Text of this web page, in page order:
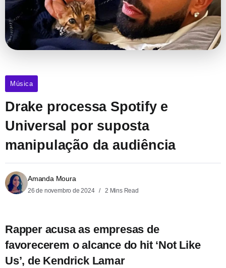
Música
Drake processa Spotify e
Universal por suposta
manipulação da audiência
Amanda Moura
26 de novembro de 2024 2 Mins Read
Rapper acusa as empresas de
favorecerem o alcance do hit ‘Not Like
Us’, de Kendrick Lamar